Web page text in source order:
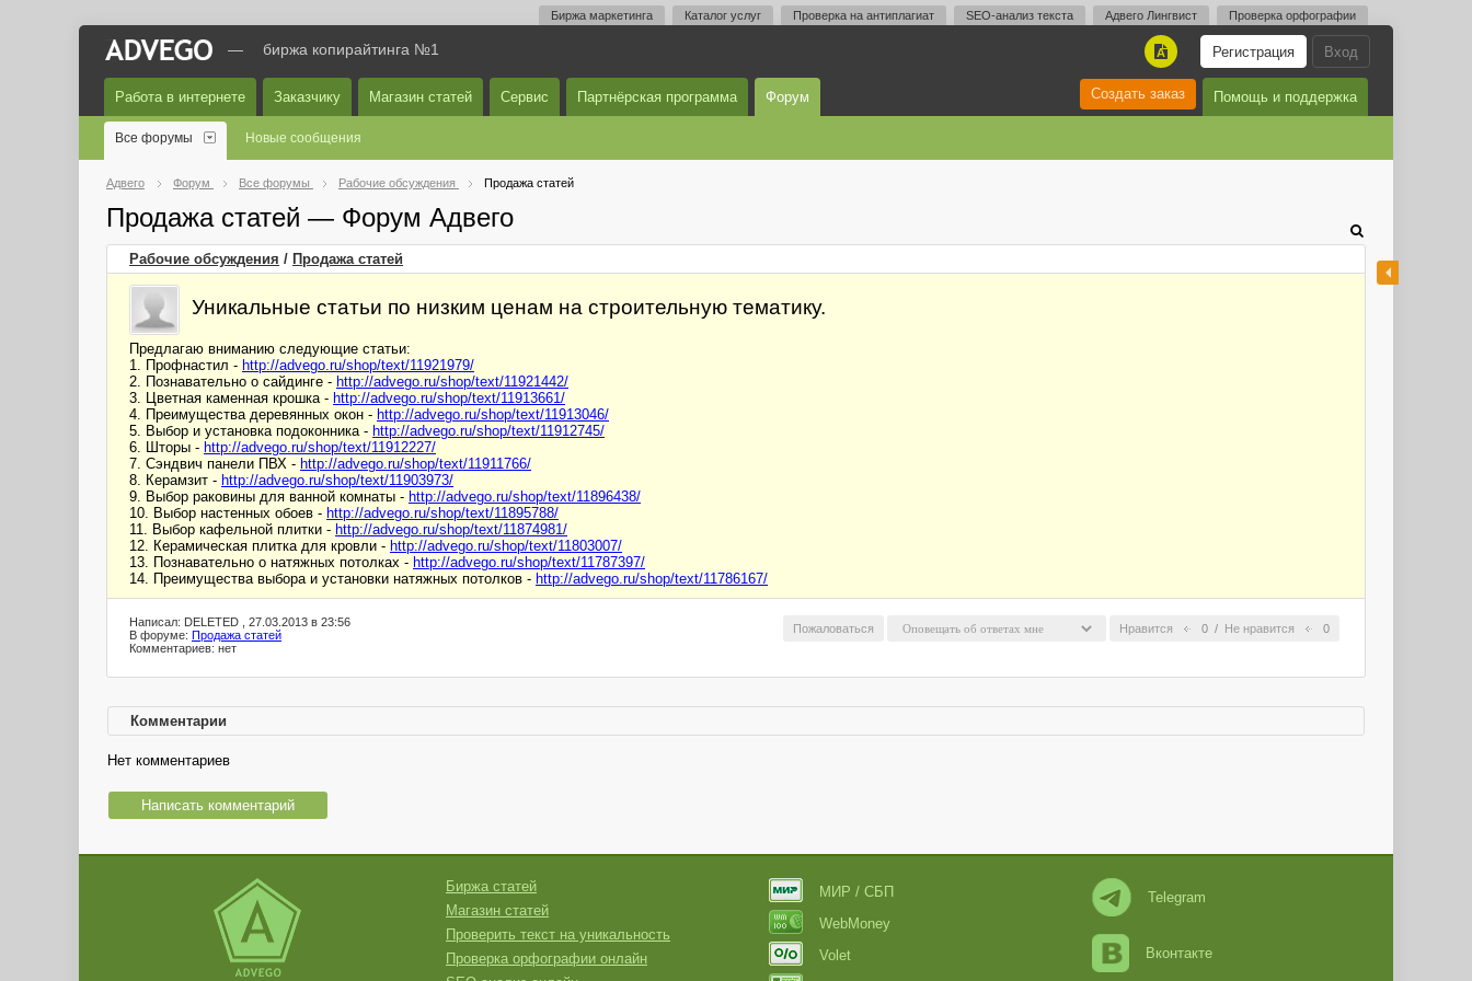
Биржа маркетинга Каталог услуг Проверка на антиплагиат SEO-анализ текста Адвего Лингвист Проверка орфографии
Вход
Регистрация
A
— биржа копирайтинга №1
Работа в интернете Заказчику Магазин статей Сервис Партнёрская программа Форум Помощь и поддержка
Создать заказ
Все форумы Новые сообщения
Адвего Форум Все форумы Рабочие обсуждения Продажа статей
Продажа статей — Форум Адвего
Рабочие обсуждения / Продажа статей
Уникальные статьи по низким ценам на строительную тематику.
Предлагаю вниманию следующие статьи:
1. Профнастил - http://advego.ru/shop/text/11921979/
2. Познавательно о сайдинге - http://advego.ru/shop/text/11921442/
3. Цветная каменная крошка - http://advego.ru/shop/text/11913661/
4. Преимущества деревянных окон - http://advego.ru/shop/text/11913046/
5. Выбор и установка подоконника - http://advego.ru/shop/text/11912745/
6. Шторы - http://advego.ru/shop/text/11912227/
7. Сэндвич панели ПВХ - http://advego.ru/shop/text/11911766/
8. Керамзит - http://advego.ru/shop/text/11903973/
9. Выбор раковины для ванной комнаты - http://advego.ru/shop/text/11896438/
10. Выбор настенных обоев - http://advego.ru/shop/text/11895788/
11. Выбор кафельной плитки - http://advego.ru/shop/text/11874981/
12. Керамическая плитка для кровли - http://advego.ru/shop/text/11803007/
13. Познавательно о натяжных потолках - http://advego.ru/shop/text/11787397/
14. Преимущества выбора и установки натяжных потолков - http://advego.ru/shop/text/11786167/
Нравится 0 / Не нравится 0
Пожаловаться
Написал: DELETED , 27.03.2013 в 23:56
В форуме: Продажа статей
Комментариев: нет
Комментарии
Нет комментариев
Написать комментарий
Биржа статей
Магазин статей
Проверить текст на уникальность
Проверка орфографии онлайн
МИР / СБП
WebMoney
Volet
Telegram
Вконтакте